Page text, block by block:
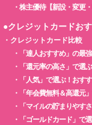
・ 株主優待【新設・変更
●クレジットカードお
・ クレジットカード比較
・
「達人おすすめ」の最
・
「還元率の高さ」で選ぶ
・
「人気」で選ぶ！おす
・
「年会費無料＆高還元
・
「マイルの貯まりやす
・
「ゴールドカード」で選